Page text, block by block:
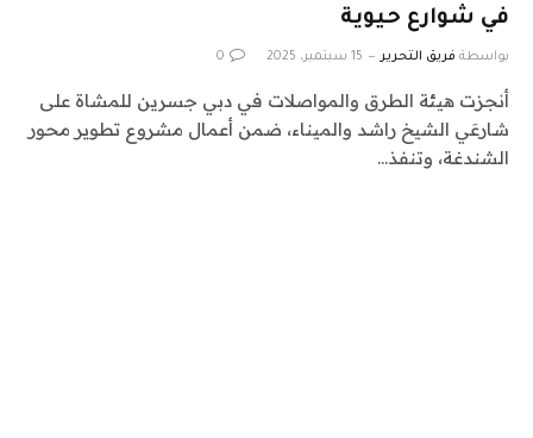
في شوارع حيوية
بواسطة فريق التحرير 15 سبتمبر، 2025 0
أنجزت هيئة الطرق والمواصلات في دبي جسرين للمشاة على
شارعَي الشيخ راشد والميناء، ضمن أعمال مشروع تطوير محور
الشندغة، وتنفذ…